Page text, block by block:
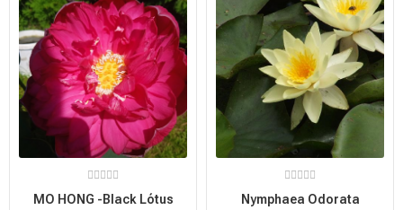
MO HONG -Black Lótus
Nymphaea Odorata